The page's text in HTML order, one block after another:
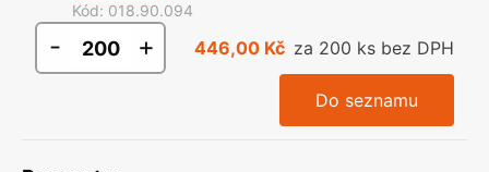
Kód: 018.90.094
- + 446,00 Kč za 200 ks bez DPH
Do seznamu